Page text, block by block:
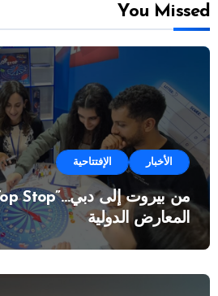
You Missed
الأخبار الإفتتاحية
المعارض الدولية